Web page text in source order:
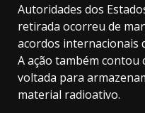
Autoridades dos
retirada ocorreu de
acordos internacionais
A ação também contou
voltada para
material radioativo.